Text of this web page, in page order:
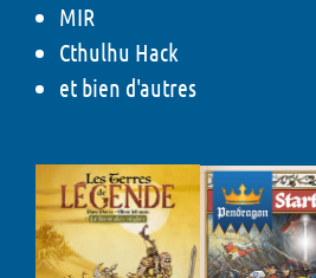
MIR
Cthulhu Hack
et bien d'autres